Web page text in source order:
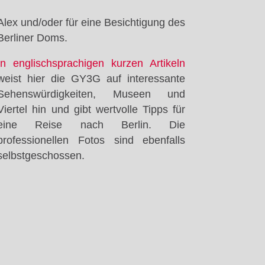
Doms.
englischsprachigen kurzen Artikeln
hier die GY3G auf interessante
Museen und
hin und gibt wertvolle Tipps für
Reise nach Berlin. Die
Fotos sind ebenfalls